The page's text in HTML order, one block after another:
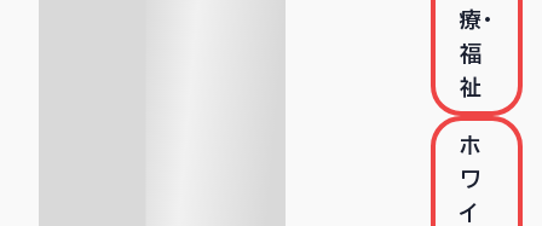
療・
福
祉
ホ
ワ
イ